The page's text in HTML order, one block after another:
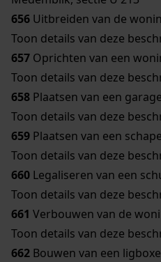
656 Uitbreiden van de
Toon details van deze
657 Oprichten van een
Toon details van deze
658 Plaatsen van een
Toon details van deze
659 Plaatsen van een
Toon details van deze
660 Legaliseren van een
Toon details van deze
661 Verbouwen van de
Toon details van deze
662 Bouwen van een